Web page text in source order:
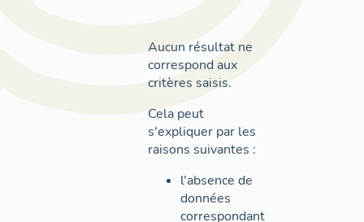
Aucun résultat ne
correspond aux
critères saisis.
Cela peut
s'expliquer par les
raisons suivantes :
l'absence de
données
correspondant